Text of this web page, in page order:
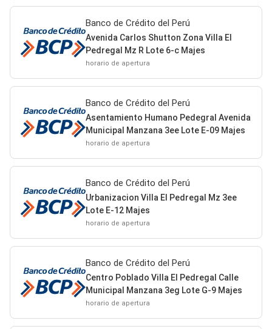
Banco de Crédito del Perú
Avenida Carlos Shutton Zona Villa El
Pedregal Mz R Lote 6-c Majes
horario de apertura
Banco de Crédito del Perú
Asentamiento Humano Pedegral Avenida
Municipal Manzana 3ee Lote E-09 Majes
horario de apertura
Banco de Crédito del Perú
Urbanizacion Villa El Pedregal Mz 3ee
Lote E-12 Majes
horario de apertura
Banco de Crédito del Perú
Centro Poblado Villa El Pedregal Calle
Municipal Manzana 3eg Lote G-9 Majes
horario de apertura